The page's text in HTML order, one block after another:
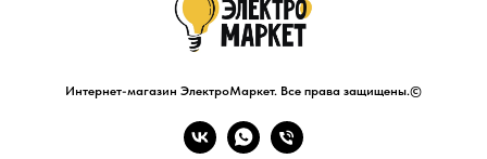
Интернет-магазин ЭлектроМаркет. Все права защищены.©